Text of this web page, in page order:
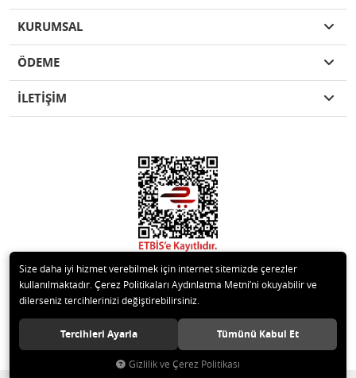
KURUMSAL
ÖDEME
İLETİŞİM
© 2020 Kare Yapı Elemanları San. Tic. Ltd.Şti. Tüm hakları saklıdır.
Size daha iyi hizmet verebilmek için internet sitemizde çerezler
kullanılmaktadır. Çerez Politikaları Aydınlatma Metni’ni okuyabilir ve
dilerseniz tercihlerinizi değiştirebilirsiniz.
Tercihleri Ayarla Tümünü Kabul Et
Gizlilik ve Çerez Politikası